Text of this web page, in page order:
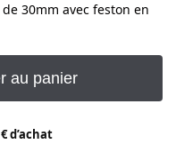
30mm avec feston en
au panier
d’achat